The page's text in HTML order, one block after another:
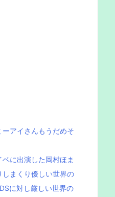
ーアイさんもうだめそ
に出演した岡村ほま
しまくり優しい世界の
に対し厳しい世界の